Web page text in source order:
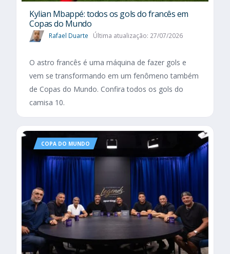
Kylian Mbappé: todos os gols do francês em
Copas do Mundo
Rafael Duarte Última atualização: 27/07/2026
O astro francês é uma máquina de fazer gols e
vem se transformando em um fenômeno também
de Copas do Mundo. Confira todos os gols do
camisa 10.
COPA DO MUNDO